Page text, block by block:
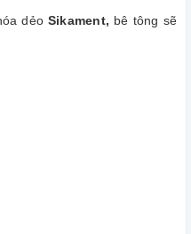
dẻo Sikament, bê tông sẽ